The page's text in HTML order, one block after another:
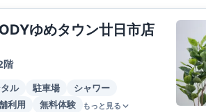
ゆめタウン廿日市店
階
ル 駐車場
シャワー
利用 無料体験 もっと見る